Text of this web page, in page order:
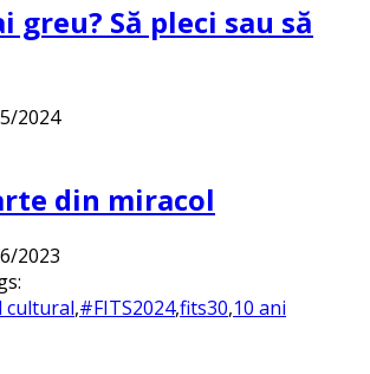
greu? Să pleci sau să
2024
din miracol
2023
cultural,#FITS2024,fits30,10 ani